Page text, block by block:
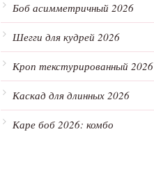
Боб асимметричный 2026
Шегги для кудрей 2026
Кроп текстурированный 2026
Каскад для длинных 2026
Каре боб 2026: комбо